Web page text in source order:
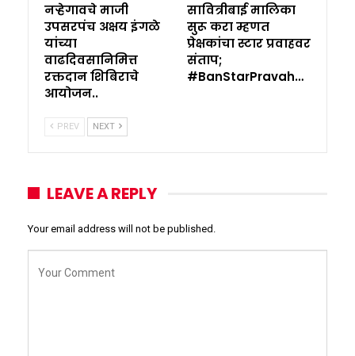
नऱ्हेगावचे माजी
उपसरपंच अक्षय इंगळे
यांच्या
वाढदिवसानिमित्त
रक्तदान शिबिराचे
आयोजन..
सावित्रीबाई मालिका
सुरू करा म्हणत
प्रेक्षकांचा स्टार प्रवाहवर
संताप;
#BanStarPravah…
PREV NEXT
LEAVE A REPLY
Your email address will not be published.